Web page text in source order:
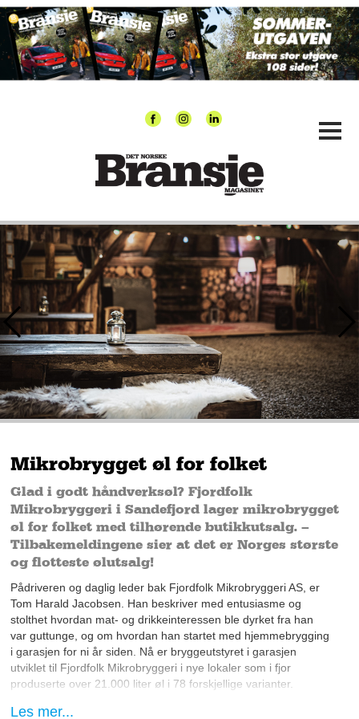
Mikrobrygget øl for folket
Glad i godt håndverksøl? Fjordfolk
Mikrobryggeri i Sandefjord lager mikrobrygget
øl for folket med tilhørende butikkutsalg. –
Tilbakemeldingene sier at det er Norges største
og flotteste ølutsalg!
Pådriveren og daglig leder bak Fjordfolk Mikrobryggeri AS, er
Tom Harald Jacobsen. Han beskriver med entusiasme og
stolthet hvordan mat- og drikkeinteressen ble dyrket fra han
var guttunge, og om hvordan han startet med hjemmebrygging
i garasjen for ni år siden. Nå er bryggeutstyret i garasjen
utviklet til Fjordfolk Mikrobryggeri i nye lokaler som i fjor
produserte over 21.000 liter øl i 78 forskjellige varianter.
– Vi skal opp fra 20.000 liter i produksjon til 140.000 liter i året.
Les mer...